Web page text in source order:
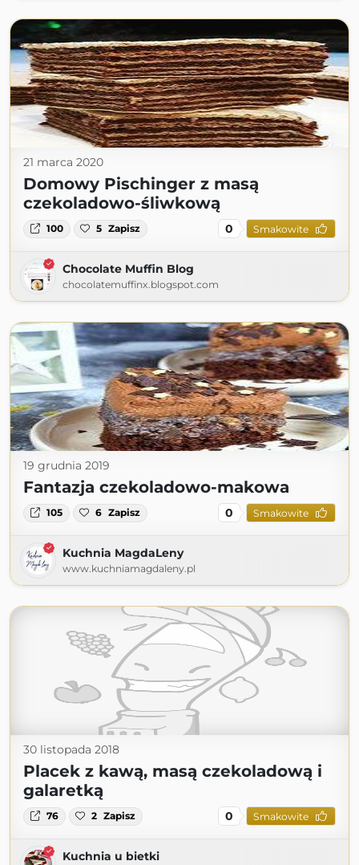
21 marca 2020
Domowy Pischinger z masą
czekoladowo-śliwkową
100 5 Zapisz 0 Smakowite
Chocolate Muffin Blog
chocolatemuffinx.blogspot.com
19 grudnia 2019
Fantazja czekoladowo-makowa
105 6 Zapisz 0 Smakowite
Kuchnia MagdaLeny
www.kuchniamagdaleny.pl
30 listopada 2018
Placek z kawą, masą czekoladową i
galaretką
76 2 Zapisz 0 Smakowite
Kuchnia u bietki